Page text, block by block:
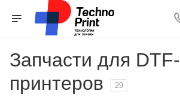
Запчасти для DTF-
принтеров
29